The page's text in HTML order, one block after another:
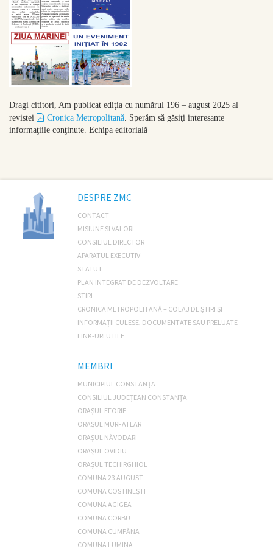
Dragi cititori, Am publicat ediţia cu numărul 196 – august 2025 al
revistei
Cronica Metropolitană. Sperăm să găsiţi interesante
informaţiile conţinute. Echipa editorială
DESPRE ZMC
CONTACT
MISIUNE SI VALORI
CONSILIUL DIRECTOR
APARATUL EXECUTIV
STATUT
PLAN INTEGRAT DE DEZVOLTARE
STIRI
CRONICA METROPOLITANĂ – COLAJ DE ȘTIRI ȘI
INFORMAȚII CULESE, DOCUMENTATE SAU PRELUATE
LINK-URI UTILE
MEMBRI
MUNICIPIUL CONSTANŢA
CONSILIUL JUDEŢEAN CONSTANŢA
ORAŞUL EFORIE
ORAŞUL MURFATLAR
ORAŞUL NĂVODARI
ORAŞUL OVIDIU
ORAŞUL TECHIRGHIOL
COMUNA 23 AUGUST
COMUNA COSTINEȘTI
COMUNA AGIGEA
COMUNA CORBU
COMUNA CUMPĂNA
COMUNA LUMINA